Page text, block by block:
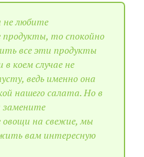
не любите
то спокойно
все эти продукты
коем случае не
ведь именно она
нашего салата. Но в
замените
на свежие, мы
вам интересную